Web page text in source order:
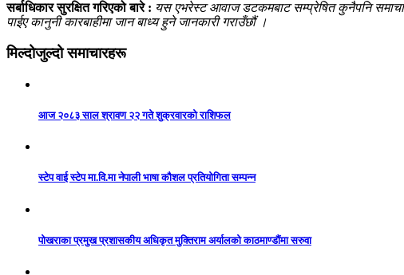
सर्बाधिकार सुरक्षित गरिएको बारे : यस एभरेस्ट आवाज डटकमबाट सम्प्रेषित कुनैपनि
पाईए कानुनी कारबाहीमा जान बाध्य हुने जानकारी गराउँछौं ।
मिल्दोजुल्दो समाचारहरू
आज २०८३ साल श्रावण २२ गते शुक्रवारको राशिफल
स्टेप वाई स्टेप मा.वि.मा नेपाली भाषा कौशल प्रतियोगिता सम्पन्न
पोखराका प्रमुख प्रशासकीय अधिकृत मुक्तिराम अर्यालको काठमाण्डौंमा सरुवा